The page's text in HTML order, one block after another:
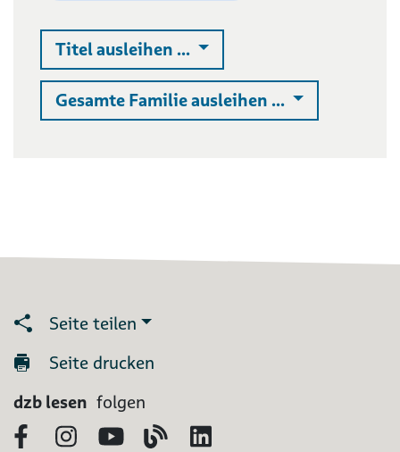
Titel ausleihen ... Auswahlliste ausklappen
Gesamte Familie ausleihen ... Auswahlliste
Seite teilen
Seite drucken
dzb lesen folgen
FacebookInstagram
YouTubeBlog